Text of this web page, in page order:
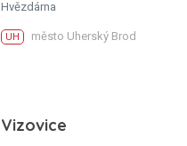
Hvězdárna
UH město Uherský Brod
Vizovice